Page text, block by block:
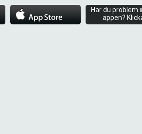
Har du problem
appen?